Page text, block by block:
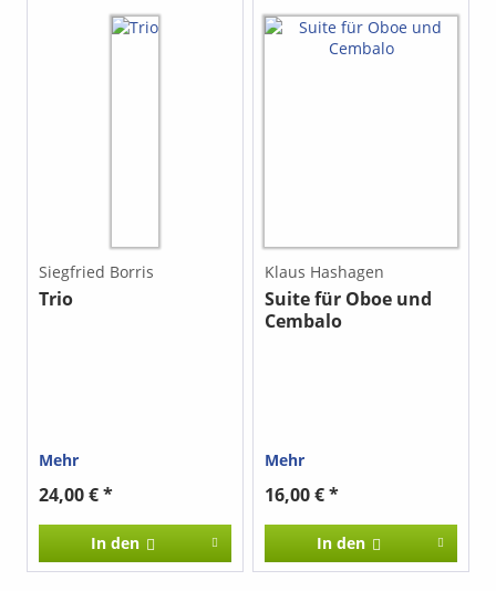
Siegfried Borris
Trio
Mehr
24,00 € *
In den
Klaus Hashagen
Suite für Oboe und
Cembalo
Mehr
16,00 € *
In den